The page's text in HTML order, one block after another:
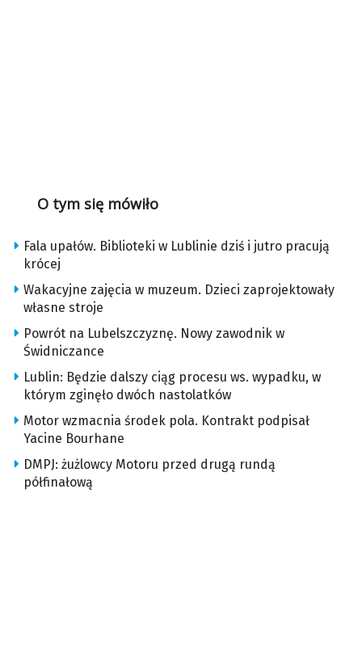
O tym się mówiło
Fala upałów. Biblioteki w Lublinie dziś i jutro pracują
krócej
Wakacyjne zajęcia w muzeum. Dzieci zaprojektowały
własne stroje
Powrót na Lubelszczyznę. Nowy zawodnik w
Świdniczance
Lublin: Będzie dalszy ciąg procesu ws. wypadku, w
którym zginęło dwóch nastolatków
Motor wzmacnia środek pola. Kontrakt podpisał
Yacine Bourhane
DMPJ: żużlowcy Motoru przed drugą rundą
półfinałową